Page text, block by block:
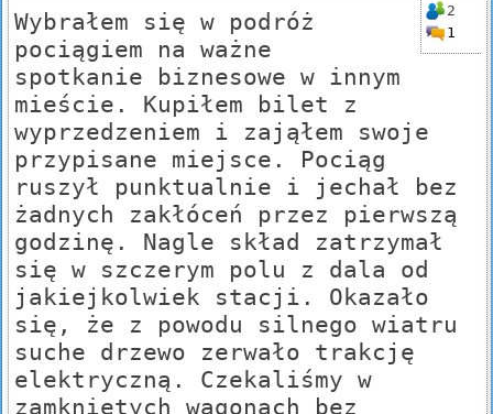
2
1
Wybrałem się w podróż
pociągiem na ważne
spotkanie biznesowe w innym
mieście. Kupiłem bilet z
wyprzedzeniem i zająłem swoje
przypisane miejsce. Pociąg
ruszył punktualnie i jechał bez
żadnych zakłóceń przez pierwszą
godzinę. Nagle skład zatrzymał
się w szczerym polu z dala od
jakiejkolwiek stacji. Okazało
się, że z powodu silnego wiatru
suche drzewo zerwało trakcję
elektryczną. Czekaliśmy w
zamkniętych wagonach bez